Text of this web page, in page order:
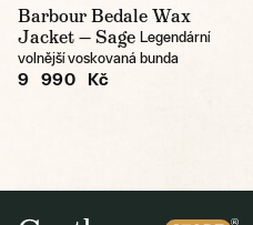
Barbour Bedale Wax
Jacket — Sage Legendární
volnější voskovaná bunda
9 990 Kč